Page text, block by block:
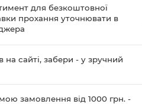
для безкоштовної
прохання уточнювати в
на сайті, забери - у зручний
замовлення від 1000 грн. -